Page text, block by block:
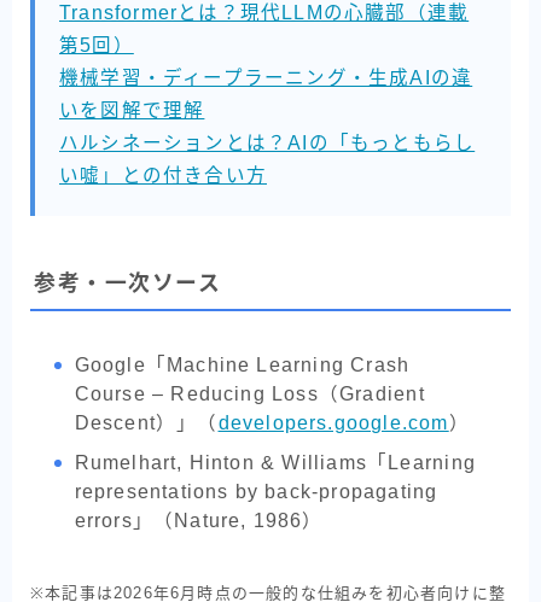
Transformerとは？現代LLMの心臓部（連載
第5回）
機械学習・ディープラーニング・生成AIの違
いを図解で理解
ハルシネーションとは？AIの「もっともらし
い嘘」との付き合い方
参考・一次ソース
Google「Machine Learning Crash
Course – Reducing Loss（Gradient
Descent）」（ developers.google.com）
Rumelhart, Hinton & Williams「Learning
representations by back-propagating
errors」（Nature, 1986）
※本記事は2026年6月時点の一般的な仕組みを初心者向けに整